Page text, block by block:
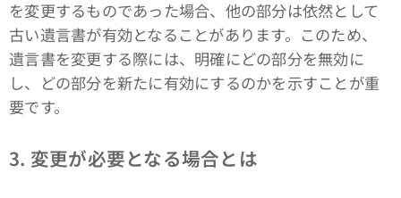
を変更するものであった場合、他の部分は依然として
古い遺言書が有効となることがあります。このため、
遺言書を変更する際には、明確にどの部分を無効に
し、どの部分を新たに有効にするのかを示すことが重
要です。
3. 変更が必要となる場合とは